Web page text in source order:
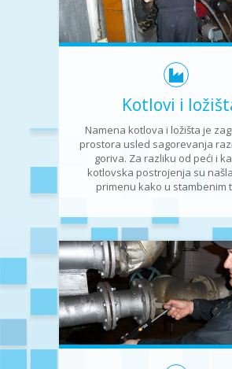
Kotlovi i
Namena kotlova i ložišta je
prostora usled sagorevanja
goriva. Za razliku od peći i
kotlovska postrojenja su
primenu kako u stambenim